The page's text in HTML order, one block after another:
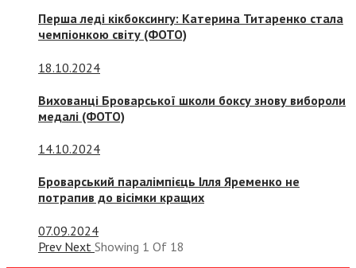
Перша леді кікбоксингу: Катерина Титаренко стала
чемпіонкою світу (ФОТО)
18.10.2024
Вихованці Броварської школи боксу знову вибороли
медалі (ФОТО)
14.10.2024
Броварський паралімпієць Ілля Яременко не
потрапив до вісімки кращих
07.09.2024
Prev Next Showing 1 Of 18